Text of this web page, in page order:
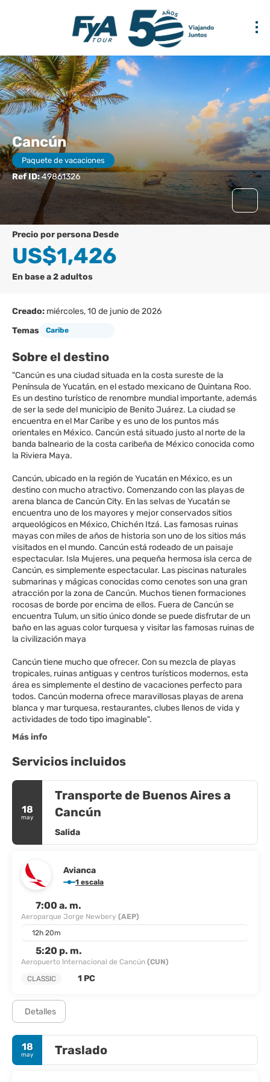
Cancún
Paquete de vacaciones
Ref ID:49861326
precio por persona Desde
US$1,426
En base a 2 adultos
Creado: miércoles, 10 de junio de 2026
Temas
Caribe
Sobre el destino
"Cancún es una ciudad situada en la costa sureste de la
Península de Yucatán, en el estado mexicano de Quintana Roo.
Es un destino turístico de renombre mundial importante, además
de ser la sede del municipio de Benito Juárez. La ciudad se
encuentra en el Mar Caribe y es uno de los puntos más
orientales en México. Cancún está situado justo al norte de la
banda balneario de la costa caribeña de México conocida como
la Riviera Maya.
Cancún, ubicado en la región de Yucatán en México, es un
destino con mucho atractivo. Comenzando con las playas de
arena blanca de Cancún City. En las selvas de Yucatán se
encuentra uno de los mayores y mejor conservados sitios
arqueológicos en México, Chichén Itzá. Las famosas ruinas
mayas con miles de años de historia son uno de los sitios más
visitados en el mundo. Cancún está rodeado de un paisaje
espectacular. Isla Mujeres, una pequeña hermosa isla cerca de
Cancún, es simplemente espectacular. Las piscinas naturales
submarinas y mágicas conocidas como cenotes son una gran
atracción por la zona de Cancún. Muchos tienen formaciones
rocosas de borde por encima de ellos. Fuera de Cancún se
encuentra Tulum, un sitio único donde se puede disfrutar de un
baño en las aguas color turquesa y visitar las famosas ruinas de
la civilización maya
Cancún tiene mucho que ofrecer. Con su mezcla de playas
tropicales, ruinas antiguas y centros turísticos modernos, esta
área es simplemente el destino de vacaciones perfecto para
todos. Cancún moderna ofrece maravillosas playas de arena
blanca y mar turquesa, restaurantes, clubes llenos de vida y
Más info
Servicios incluidos
18
may
Transporte de Buenos Aires a
Cancún
Salida
Avianca
1 escala
7:00 a. m.
Aeroparque Jorge Newbery (AEP)
12h 20m
5:20 p. m.
Aeropuerto Internacional de Cancún (CUN)
CLASSIC
1 PC
Detalles
18
may Traslado